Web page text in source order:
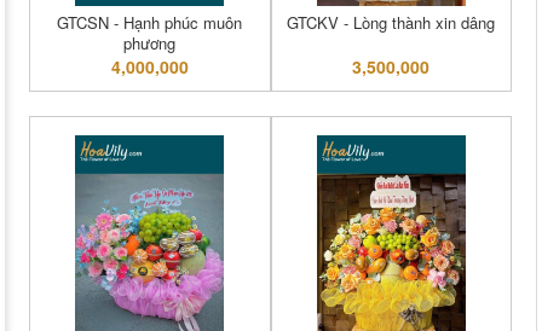
GTCSN - Hạnh phúc muôn
phương
4,000,000
GTCKV - Lòng thành xin dâng
3,500,000